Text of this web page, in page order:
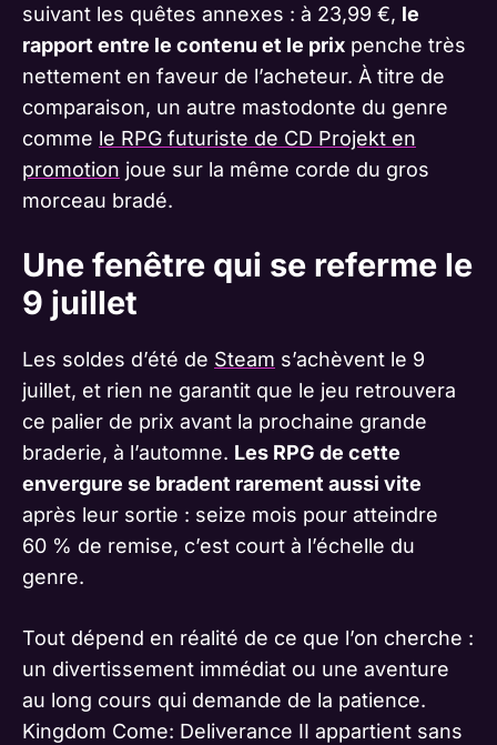
suivant les quêtes annexes : à 23,99 €, le
rapport entre le contenu et le prix penche très
nettement en faveur de l’acheteur. À titre de
comparaison, un autre mastodonte du genre
comme le RPG futuriste de CD Projekt en
promotion joue sur la même corde du gros
morceau bradé.
Une fenêtre qui se referme le
9 juillet
Les soldes d’été de Steam s’achèvent le 9
juillet, et rien ne garantit que le jeu retrouvera
ce palier de prix avant la prochaine grande
braderie, à l’automne. Les RPG de cette
envergure se bradent rarement aussi vite
après leur sortie : seize mois pour atteindre
60 % de remise, c’est court à l’échelle du
genre.
Tout dépend en réalité de ce que l’on cherche :
un divertissement immédiat ou une aventure
au long cours qui demande de la patience.
Kingdom Come: Deliverance II appartient sans